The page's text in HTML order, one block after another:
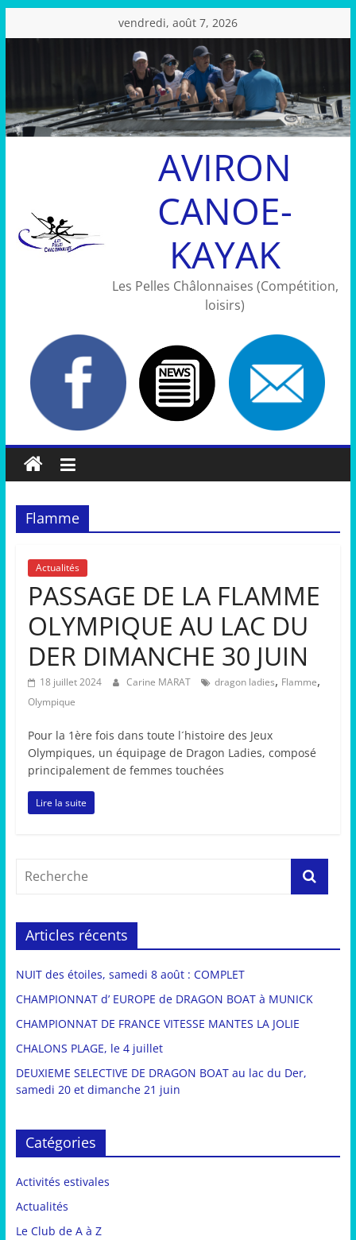
au
vendredi, août 7, 2026
AVIRON
CANOE-
KAYAK
Les Pelles Châlonnaises (Compétition,
loisirs)
Flamme
Actualités
PASSAGE DE LA FLAMME
OLYMPIQUE AU LAC DU
DER DIMANCHE 30 JUIN
18 juillet 2024 Carine MARAT dragon ladies, Flamme,
Olympique
Pour la 1ère fois dans toute l´histoire des Jeux
Olympiques, un équipage de Dragon Ladies, composé
principalement de femmes touchées
Lire la suite
Articles récents
NUIT des étoiles, samedi 8 août : COMPLET
CHAMPIONNAT d’ EUROPE de DRAGON BOAT à MUNICK
CHAMPIONNAT DE FRANCE VITESSE MANTES LA JOLIE
CHALONS PLAGE, le 4 juillet
DEUXIEME SELECTIVE DE DRAGON BOAT au lac du Der,
samedi 20 et dimanche 21 juin
Catégories
Activités estivales
Actualités
Le Club de A à Z